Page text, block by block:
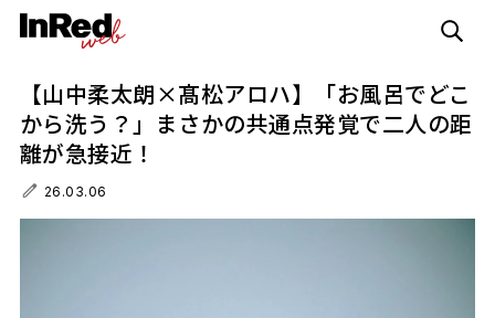
【山中柔太朗×髙松アロハ】「お風呂でどこ
から洗う？」まさかの共通点発覚で二人の距
離が急接近！
26.03.06